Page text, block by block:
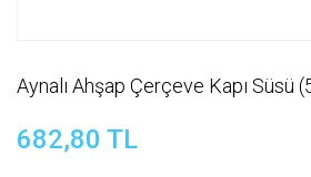
Aynalı Ahşap Çerçeve Kapı Süsü
682,80 TL